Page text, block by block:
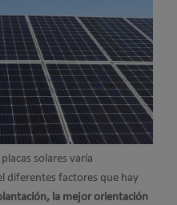
solares varía
diferentes factores que hay
la mejor orientación